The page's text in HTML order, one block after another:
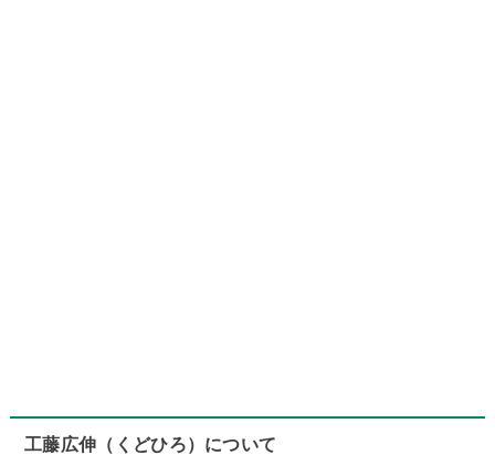
工藤広伸（くどひろ）について